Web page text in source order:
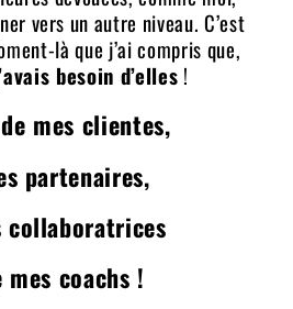
vers un autre niveau. C’est
là que j’ai compris que,
besoin d’elles !
mes clientes,
partenaires,
collaboratrices
coachs !